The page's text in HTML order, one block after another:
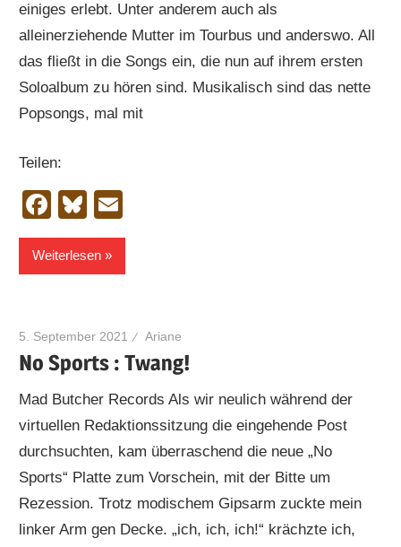
einiges erlebt. Unter anderem auch als
alleinerziehende Mutter im Tourbus und anderswo. All
das fließt in die Songs ein, die nun auf ihrem ersten
Soloalbum zu hören sind. Musikalisch sind das nette
Popsongs, mal mit
Teilen:
Facebook
Bluesky
Weiterlesen
5. September 2021 Ariane
No Sports : Twang!
Mad Butcher Records Als wir neulich während der
virtuellen Redaktionssitzung die eingehende Post
durchsuchten, kam überraschend die neue „No
Sports“ Platte zum Vorschein, mit der Bitte um
Rezession. Trotz modischem Gipsarm zuckte mein
linker Arm gen Decke. „ich, ich, ich!“ krächzte ich,